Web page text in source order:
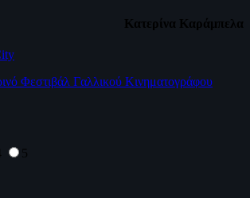
Κατερίνα Καράμπελα
Φεστιβάλ Γαλλικού Κινηματογράφου
5